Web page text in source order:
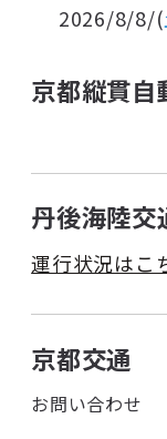
2026/8/8/(
京都縦貫自
丹後海陸交
運行状況はこ
京都交通
お問い合わせ